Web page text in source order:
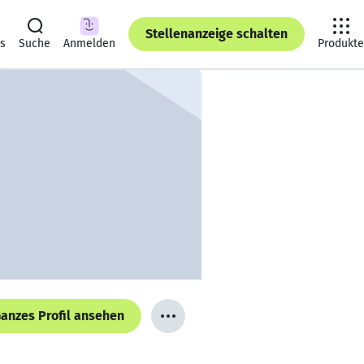
Suche Anmelden
Stellenanzeige schalten
Produkte
Profil ansehen